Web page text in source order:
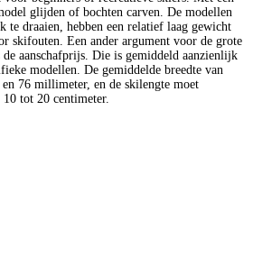
glijden of bochten carven. De modellen
te draaien, hebben een relatief laag gewicht
skifouten. Een ander argument voor de grote
de aanschafprijs. Die is gemiddeld aanzienlijk
modellen. De gemiddelde breedte van
76 millimeter, en de skilengte moet
tot 20 centimeter.